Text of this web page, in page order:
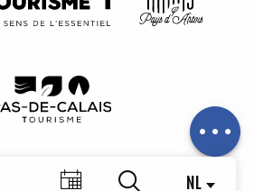
NL
Contacteren
per e-mail